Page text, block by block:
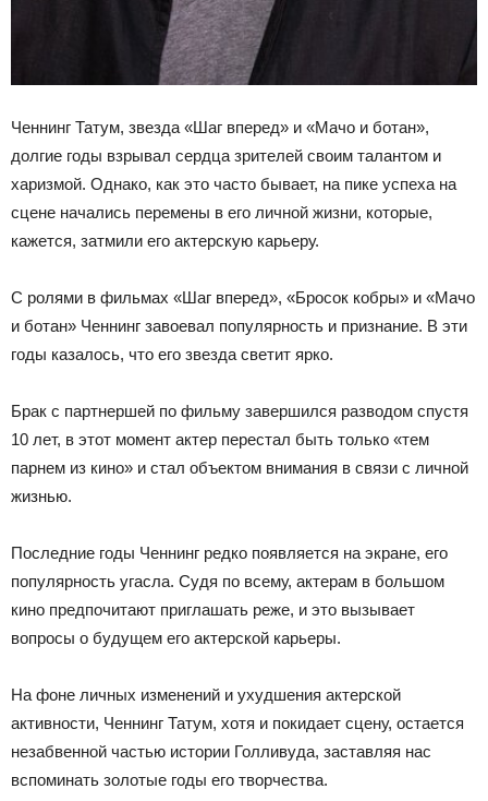
Ченнинг Татум, звезда «Шаг вперед» и «Мачо и ботан»,
долгие годы взрывал сердца зрителей своим талантом и
харизмой. Однако, как это часто бывает, на пике успеха на
сцене начались перемены в его личной жизни, которые,
кажется, затмили его актерскую карьеру.
С ролями в фильмах «Шаг вперед», «Бросок кобры» и «Мачо
и ботан» Ченнинг завоевал популярность и признание. В эти
годы казалось, что его звезда светит ярко.
Брак с партнершей по фильму завершился разводом спустя
10 лет, в этот момент актер перестал быть только «тем
парнем из кино» и стал объектом внимания в связи с личной
жизнью.
Последние годы Ченнинг редко появляется на экране, его
популярность угасла. Судя по всему, актерам в большом
кино предпочитают приглашать реже, и это вызывает
вопросы о будущем его актерской карьеры.
На фоне личных изменений и ухудшения актерской
активности, Ченнинг Татум, хотя и покидает сцену, остается
незабвенной частью истории Голливуда, заставляя нас
вспоминать золотые годы его творчества.